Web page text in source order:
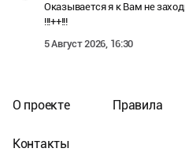
Оказывается я к Вам не
!!!++!!!
5 Август 2026, 16:30
О проекте Правила
Контакты